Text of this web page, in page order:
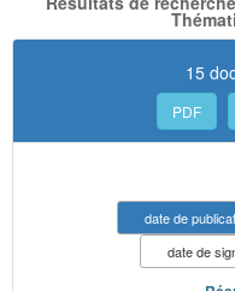
15
PDF
date de
date de